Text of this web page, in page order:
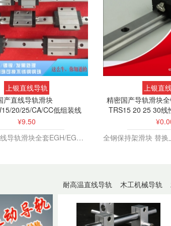
上银直线导轨
产直线导轨滑块
20/25/CA/CC低组装线
性导轨滑轨
¥9.50
国产上银直线导轨滑块全套EGH/EGW15/20/25/30高精度滑台线轨
上银直
精密国产导轨滑块
TRS15 20 25 30线
耐高温直线导轨 木工机械导轨